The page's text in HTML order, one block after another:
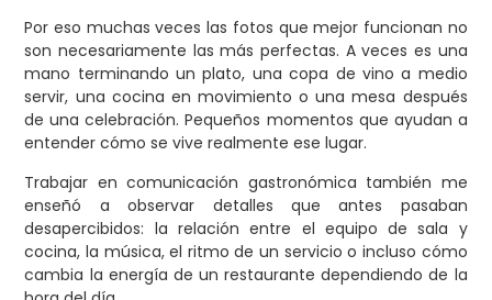
Por eso muchas veces las fotos que mejor funcionan no
son necesariamente las más perfectas. A veces es una
mano terminando un plato, una copa de vino a medio
servir, una cocina en movimiento o una mesa después
de una celebración. Pequeños momentos que ayudan a
entender cómo se vive realmente ese lugar.
Trabajar en comunicación gastronómica también me
enseñó a observar detalles que antes pasaban
desapercibidos: la relación entre el equipo de sala y
cocina, la música, el ritmo de un servicio o incluso cómo
cambia la energía de un restaurante dependiendo de la